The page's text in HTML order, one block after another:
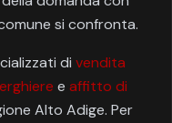
si confronta.
di vendita
e affitto di
Alto Adige. Per